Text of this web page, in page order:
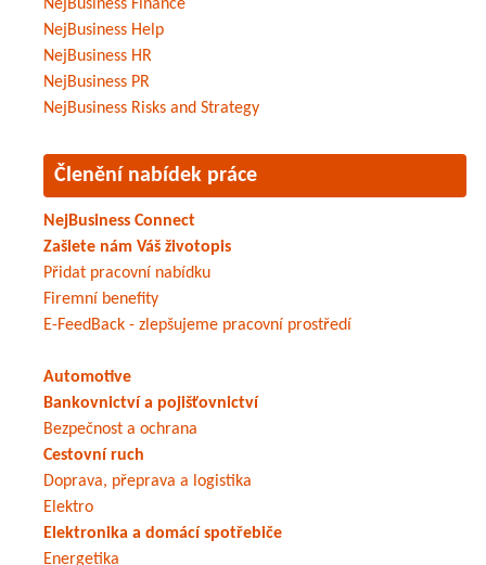
NejBusiness Finance
NejBusiness Help
NejBusiness HR
NejBusiness PR
NejBusiness Risks and Strategy
Členění nabídek práce
NejBusiness Connect
Zašlete nám Váš životopis
Přidat pracovní nabídku
Firemní benefity
E-FeedBack - zlepšujeme pracovní prostředí
Automotive
Bankovnictví a pojišťovnictví
Bezpečnost a ochrana
Cestovní ruch
Doprava, přeprava a logistika
Elektro
Elektronika a domácí spotřebiče
Energetika